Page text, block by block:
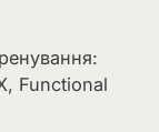
Functional